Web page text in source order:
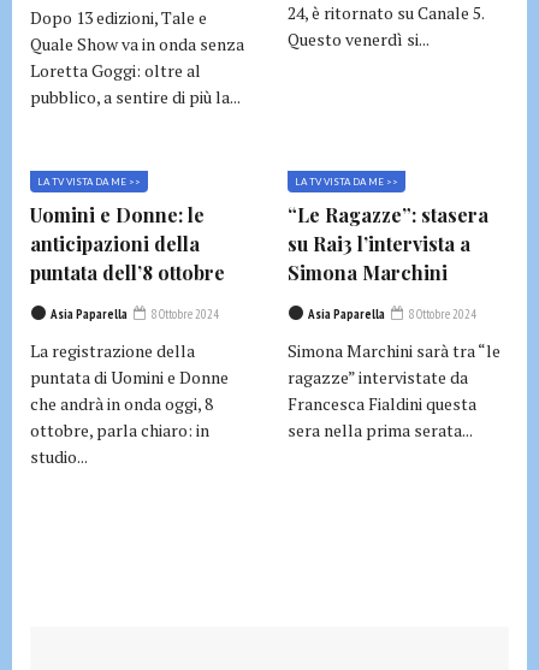
Dopo 13 edizioni, Tale e
Quale Show va in onda senza
Loretta Goggi: oltre al
pubblico, a sentire di più la...
24, è ritornato su Canale 5.
Questo venerdì si...
LA TV VISTA DA ME >>
Uomini e Donne: le
anticipazioni della
puntata dell’8 ottobre
Asia Paparella 8 Ottobre 2024
La registrazione della
puntata di Uomini e Donne
che andrà in onda oggi, 8
ottobre, parla chiaro: in
studio...
LA TV VISTA DA ME >>
“Le Ragazze”: stasera
su Rai3 l’intervista a
Simona Marchini
Asia Paparella 8 Ottobre 2024
Simona Marchini sarà tra “le
ragazze” intervistate da
Francesca Fialdini questa
sera nella prima serata...